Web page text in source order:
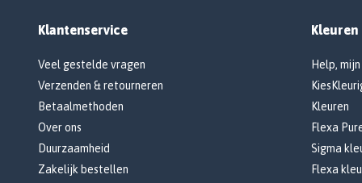
Klantenservice
Veel gestelde vragen
Verzenden & retourneren
Betaalmethoden
Over ons
Duurzaamheid
Zakelijk bestellen
Kleuren
Help,
Kleuren
Flexa
Sigma
Flexa